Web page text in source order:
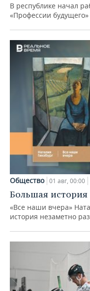
В республике начал
«Профессии будущего»
Общество 01 авг, 00:00
Большая
«Все наши вчера»
история незаметно